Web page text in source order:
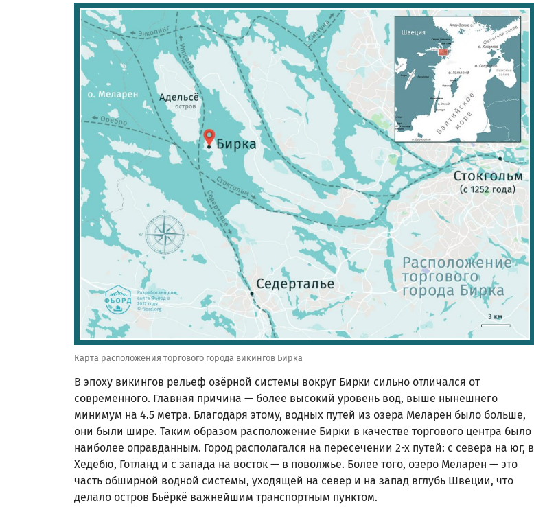
Карта расположения торгового города викингов Бирка
В эпоху викингов рельеф озёрной системы вокруг Бирки сильно отличался от
современного. Главная причина — более высокий уровень вод, выше нынешнего
минимум на 4.5 метра. Благодаря этому, водных путей из озера Меларен было больше,
они были шире. Таким образом расположение Бирки в качестве торгового центра было
наиболее оправданным. Город располагался на пересечении 2-х путей: с севера на юг, в
Хедебю, Готланд и с запада на восток — в поволжье. Более того, озеро Меларен — это
часть обширной водной системы, уходящей на север и на запад вглубь Швеции, что
делало остров Бьёркё важнейшим транспортным пунктом.